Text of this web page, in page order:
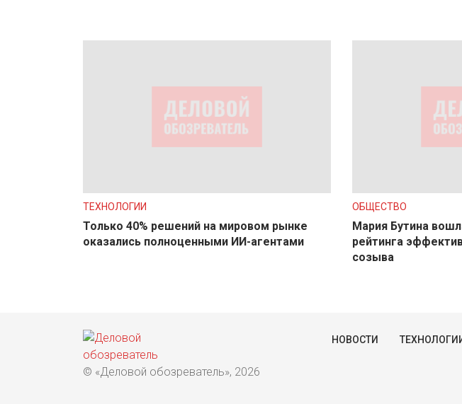
ТЕХНОЛОГИИ
Только 40% решений на мировом рынке
оказались полноценными ИИ-агентами
ОБЩЕСТВО
Мария Бутина
рейтинга
созыва
© «Деловой обозреватель», 2026
НОВОСТИ